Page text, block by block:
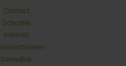
Contact
Schotels
Internet
Soundbar